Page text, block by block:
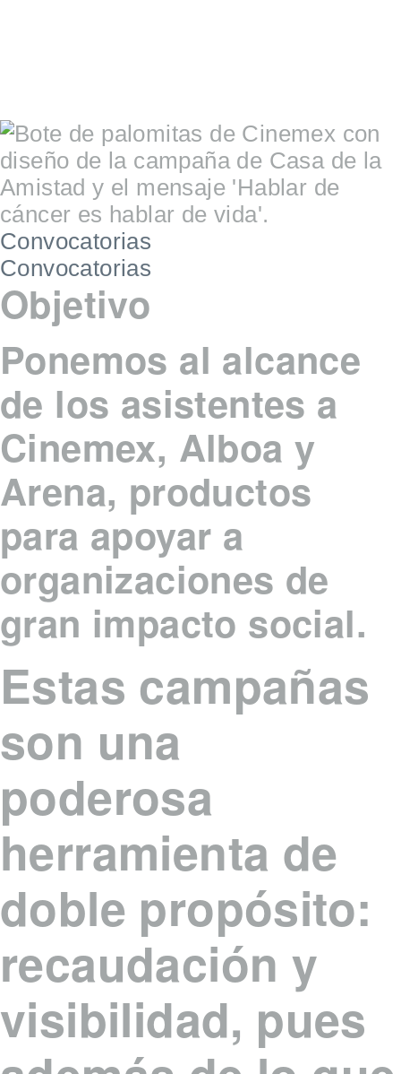
Convocatorias
Convocatorias
Objetivo
Ponemos al alcance
de los asistentes a
Cinemex, Alboa y
Arena, productos
para apoyar a
organizaciones de
gran impacto social.
Estas campañas
son una
poderosa
herramienta de
doble propósito:
recaudación y
visibilidad, pues